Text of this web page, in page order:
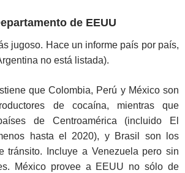
de EEUU
jugoso. Hace un informe país por país,
no está listada).
que Colombia, Perú y México son
de cocaína, mientras que
de Centroamérica (incluido El
hasta el 2020), y Brasil son los
tránsito. Incluye a Venezuela pero sin
México provee a EEUU no sólo de